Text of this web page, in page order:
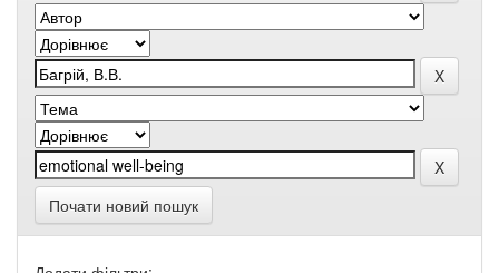
Почати новий пошук